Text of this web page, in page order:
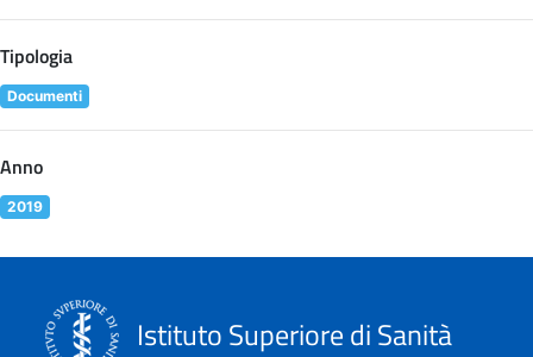
Tipologia
Documenti
Anno
2019
Istituto Superiore di Sanità